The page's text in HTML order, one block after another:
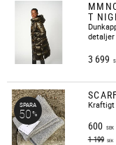
T
detaljer
3 699
600 SEK
1 199 SEK
SPARA
50%